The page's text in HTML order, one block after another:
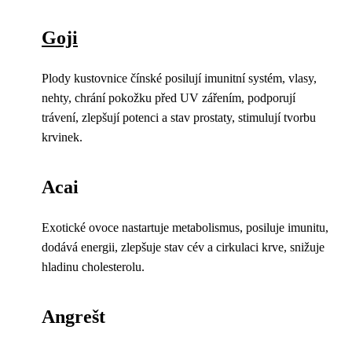
Goji
Plody kustovnice čínské posilují imunitní systém, vlasy,
nehty, chrání pokožku před UV zářením, podporují
trávení, zlepšují potenci a stav prostaty, stimulují tvorbu
krvinek.
Acai
Exotické ovoce nastartuje metabolismus, posiluje imunitu,
dodává energii, zlepšuje stav cév a cirkulaci krve, snižuje
hladinu cholesterolu.
Angrešt